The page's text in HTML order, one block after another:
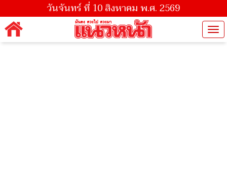
วันจันทร์ ที่ 10 สิงหาคม พ.ศ. 2569